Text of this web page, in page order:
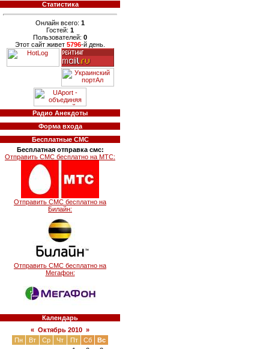
Статистика
Онлайн всего: 1
Гостей: 1
Пользователей: 0
Этот сайт живет 5796-й день.
Радио Анекдоты
Форма входа
Бесплатные СМС
Бесплатная отправка смс:
Отправить СМС бесплатно на МТС:
Отправить СМС бесплатно на
Билайн:
Отправить СМС бесплатно на
Мегафон:
Календарь
« Октябрь 2010 »
Пн
Вт Ср Чт Пт Сб
Вс